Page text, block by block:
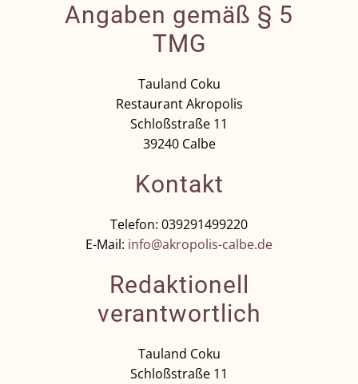
Angaben gemäß § 5
TMG
Tauland Coku
Restaurant Akropolis
Schloßstraße 11
39240 Calbe
Kontakt
Telefon: 039291499220
E-Mail: info@akropolis-calbe.de
Redaktionell
verantwortlich
Tauland Coku
Schloßstraße 11